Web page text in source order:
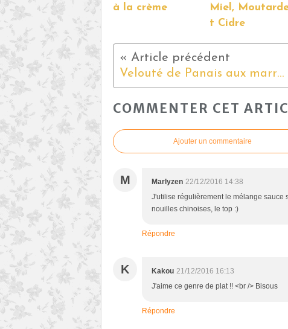
à la crème
Miel,
t Cidre
Velouté de Panais aux marrons
COMMENTER CET
Ajouter un commentaire
M Marlyzen 22/12/2016 14:38
J'utilise régulièrement le mélange sauce
nouilles chinoises, le top :)
Répondre
K Kakou 21/12/2016 16:13
J'aime ce genre de plat !! <br /> Bisous
Répondre